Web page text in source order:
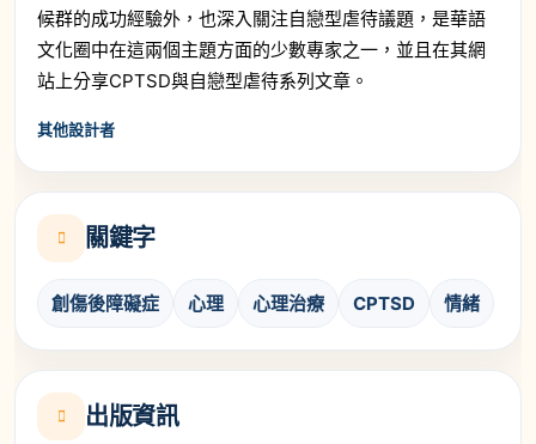
候群的成功經驗外，也深入關注自戀型虐待議題，是華語
文化圈中在這兩個主題方面的少數專家之一，並且在其網
站上分享CPTSD與自戀型虐待系列文章。
其他設計者
關鍵字
創傷後障礙症 心理 心理治療 CPTSD 情緒
出版資訊